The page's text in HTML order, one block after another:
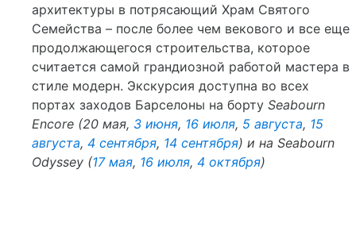
архитектуры в потрясающий Храм Святого
Семейства – после более чем векового и все еще
продолжающегося строительства, которое
считается самой грандиозной работой мастера в
стиле модерн. Экскурсия доступна во всех
портах заходов Барселоны на борту Seabourn
Encore (20 мая, 3 июня, 16 июля, 5 августа, 15
августа, 4 сентября, 14 сентября) и на Seabourn
Odyssey (17 мая, 16 июля, 4 октября)